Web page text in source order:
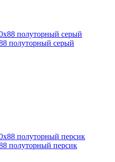
полуторный серый
полуторный персик